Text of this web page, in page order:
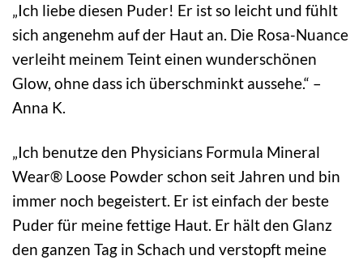
„Ich liebe diesen Puder! Er ist so leicht und fühlt
sich angenehm auf der Haut an. Die Rosa-Nuance
verleiht meinem Teint einen wunderschönen
Glow, ohne dass ich überschminkt aussehe.“ –
Anna K.
„Ich benutze den Physicians Formula Mineral
Wear® Loose Powder schon seit Jahren und bin
immer noch begeistert. Er ist einfach der beste
Puder für meine fettige Haut. Er hält den Glanz
den ganzen Tag in Schach und verstopft meine